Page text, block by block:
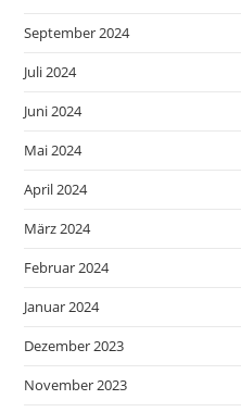
September 2024
Juli 2024
Juni 2024
Mai 2024
April 2024
März 2024
Februar 2024
Januar 2024
Dezember 2023
November 2023